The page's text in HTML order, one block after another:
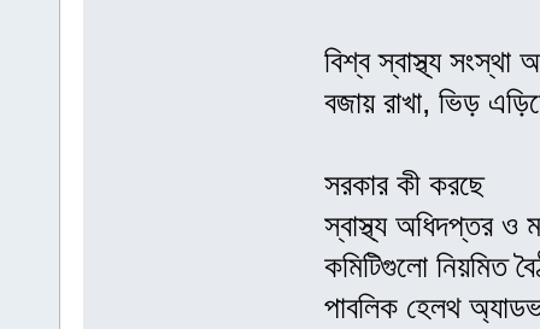
বিশ্ব স্বাস্থ্য
বজায় রাখা, ভিড়
সরকার কী করছে
স্বাস্থ্য অধিদপ্তর ও
কমিটিগুলো নিয়মিত
পাবলিক হেলথ